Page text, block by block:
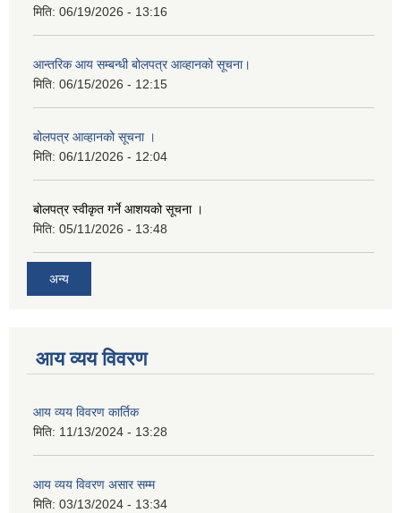
मिति: 06/19/2026 - 13:16
आन्तरिक आय सम्बन्धी बोलपत्र आव्हानको सूचना।
मिति: 06/15/2026 - 12:15
बोलपत्र आव्हानको सूचना ।
मिति: 06/11/2026 - 12:04
बोलपत्र स्वीकृत गर्ने आशयको सूचना ।
मिति: 05/11/2026 - 13:48
अन्य
आय व्यय विवरण
आय व्यय विवरण कार्तिक
मिति: 11/13/2024 - 13:28
आय व्यय विवरण असार सम्म
मिति: 03/13/2024 - 13:34